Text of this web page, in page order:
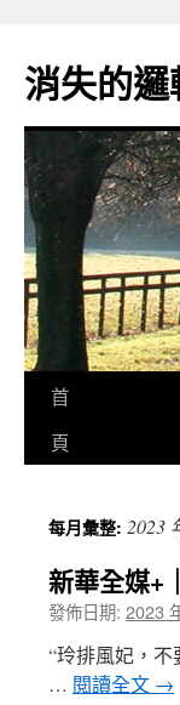
主
要
消失的邏
首
頁
每月彙整: 2023
新華全媒+
發佈日期: 2023
“玲排風妃，
… 閱讀全文 →